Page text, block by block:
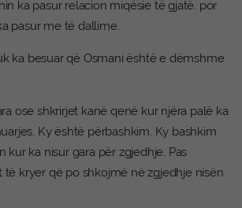
ka pasur relacion miqësie të gjatë, por
pasur me të dallime.
ka besuar që Osmani është e dëmshme
ose shkrirjet kanë qenë kur njëra palë ka
Ky është përbashkim. Ky bashkim
kur ka nisur gara për zgjedhje. Pas
të kryer që po shkojmë në zgjedhje nisën